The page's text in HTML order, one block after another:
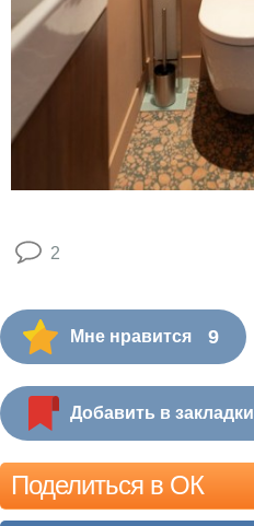
2
Мне нравится 9
Добавить в закладки
Поделиться в ОК